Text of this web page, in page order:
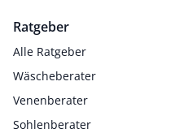
Ratgeber
Alle Ratgeber
Wäscheberater
Venenberater
Sohlenberater